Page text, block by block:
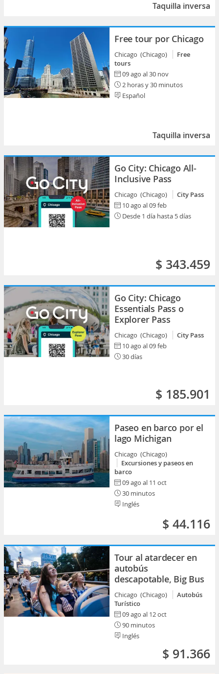
Taquilla inversa
Free tour por Chicago
Chicago (Chicago)
Free
tours
09 ago al 30 nov
2 horas y 30 minutos
Español
Taquilla inversa
Go City: Chicago All-
Inclusive Pass
Chicago (Chicago)
City Pass
10 ago al 09 feb
Desde 1 día hasta 5 días
$ 343.459
Go City: Chicago
Essentials Pass o
Explorer Pass
Chicago (Chicago)
City Pass
10 ago al 09 feb
30 días
$ 185.901
Paseo en barco por el
lago Michigan
Chicago (Chicago)
Excursiones y paseos en
barco
09 ago al 11 oct
30 minutos
Inglés
$ 44.116
Tour al atardecer en
autobús
descapotable, Big Bus
Chicago (Chicago)
Autobús
Turístico
09 ago al 12 oct
90 minutos
Inglés
$ 91.366